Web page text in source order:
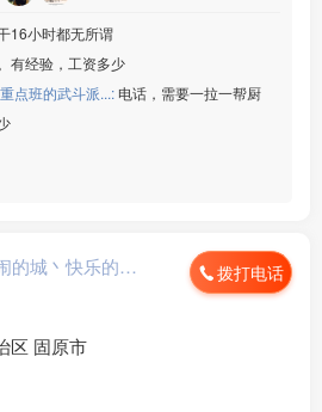
16小时都无所谓
有经验，工资多少
重点班的武斗派...: 电话，需要一拉一帮厨
的城丶快乐的心... 拨打电话
区 固原市